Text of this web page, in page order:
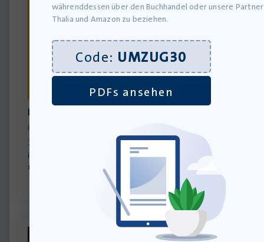
Der Tunnelbauer – Gebundene Ausgabe
Lieferung bis 12.08.2026
15,00
inkl. MwSt., zzgl. Versandkosten
»In den Warenkorb
währenddessen über den Buchhandel oder unsere Partner
Thalia und Amazon zu beziehen.
Code: UMZUG30
PDFs ansehen